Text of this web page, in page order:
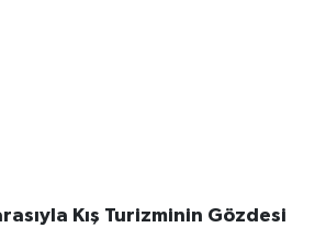
Kış Turizminin Gözdesi